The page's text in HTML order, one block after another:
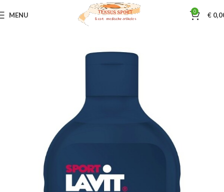
MENU 0 €
Home Sportmassage Röwo / Lavit olie